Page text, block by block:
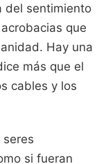
del sentimiento
que
Hay una
más que el
cables y los
si fueran